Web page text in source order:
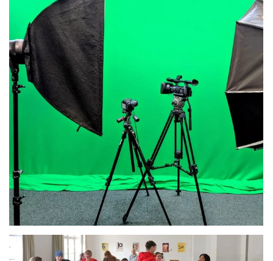
Microsoft Corporation, One Microsoft Way, Redmond, WA
98052-6399, USA
Zweck:
Analyse-Tool zum Aufspüren von Usability Problemen auf
der Webseite durch Click-Heatmaps und anonymisierte
Session-Recordings.
Cookie Laufzeit:
24 Stunden